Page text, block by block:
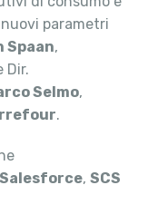
nuovi parametri
Spaan,
Dir.
Selmo,
.
Salesforce, SCS